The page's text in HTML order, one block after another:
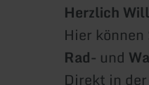
Herzlich
Hier
Rad- und
Direkt in